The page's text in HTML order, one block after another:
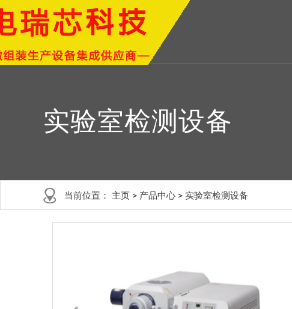
实验室检测设备
当前位置： 主页 > 产品中心 > 实验室检测设备